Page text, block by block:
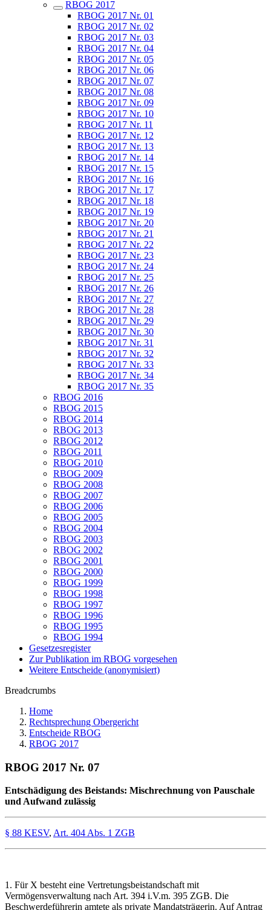
RBOG 2017
RBOG 2017 Nr. 01
RBOG 2017 Nr. 02
RBOG 2017 Nr. 03
RBOG 2017 Nr. 04
RBOG 2017 Nr. 05
RBOG 2017 Nr. 06
RBOG 2017 Nr. 07
RBOG 2017 Nr. 08
RBOG 2017 Nr. 09
RBOG 2017 Nr. 10
RBOG 2017 Nr. 11
RBOG 2017 Nr. 12
RBOG 2017 Nr. 13
RBOG 2017 Nr. 14
RBOG 2017 Nr. 15
RBOG 2017 Nr. 16
RBOG 2017 Nr. 17
RBOG 2017 Nr. 18
RBOG 2017 Nr. 19
RBOG 2017 Nr. 20
RBOG 2017 Nr. 21
RBOG 2017 Nr. 22
RBOG 2017 Nr. 23
RBOG 2017 Nr. 24
RBOG 2017 Nr. 25
RBOG 2017 Nr. 26
RBOG 2017 Nr. 27
RBOG 2017 Nr. 28
RBOG 2017 Nr. 29
RBOG 2017 Nr. 30
RBOG 2017 Nr. 31
RBOG 2017 Nr. 32
RBOG 2017 Nr. 33
RBOG 2017 Nr. 34
RBOG 2017 Nr. 35
RBOG 2016
RBOG 2015
RBOG 2014
RBOG 2013
RBOG 2012
RBOG 2011
RBOG 2010
RBOG 2009
RBOG 2008
RBOG 2007
RBOG 2006
RBOG 2005
RBOG 2004
RBOG 2003
RBOG 2002
RBOG 2001
RBOG 2000
RBOG 1999
RBOG 1998
RBOG 1997
RBOG 1996
RBOG 1995
RBOG 1994
Gesetzesregister
Zur Publikation im RBOG vorgesehen
Weitere Entscheide (anonymisiert)
Breadcrumbs
Home
Rechtsprechung Obergericht
Entscheide RBOG
RBOG 2017
RBOG 2017 Nr. 07
Entschädigung des Beistands: Mischrechnung von Pauschale
und Aufwand zulässig
§ 88 KESV, Art. 404 Abs. 1 ZGB
1. Für X besteht eine Vertretungsbeistandschaft mit
Vermögensverwaltung nach Art. 394 i.V.m. 395 ZGB. Die
Beschwerdeführerin amtete als private Mandatsträgerin. Auf Antrag